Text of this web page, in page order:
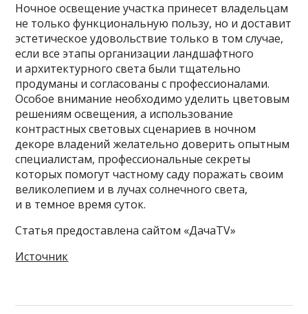
Ночное освещение участка принесет владельцам
не только функциональную пользу, но и доставит
эстетическое удовольствие только в том случае,
если все этапы организации ландшафтного
и архитектурного света были тщательно
продуманы и согласованы с профессионалами.
Особое внимание необходимо уделить цветовым
решениям освещения, а использование
контрастных световых сценариев в ночном
декоре владений желательно доверить опытным
специалистам, профессиональные секреты
которых помогут частному саду поражать своим
великолепием и в лучах солнечного света,
и в темное время суток.
Статья предоставлена сайтом «ДачаTV»
Источник